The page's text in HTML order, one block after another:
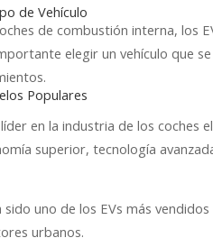
de Vehículo
de combustión interna, los
elegir un vehículo que
Populares
en la industria de los coches
superior, tecnología
sido uno de los EVs más
urbanos.